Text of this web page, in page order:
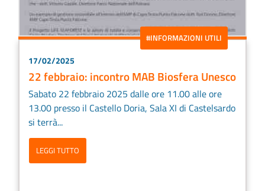
#INFORMAZIONI UTILI
17/02/2025
22 febbraio: incontro MAB Biosfera Unesco
Sabato 22 febbraio 2025 dalle ore 11.00 alle ore
13.00 presso il Castello Doria, Sala XI di Castelsardo
si terrà...
LEGGI TUTTO